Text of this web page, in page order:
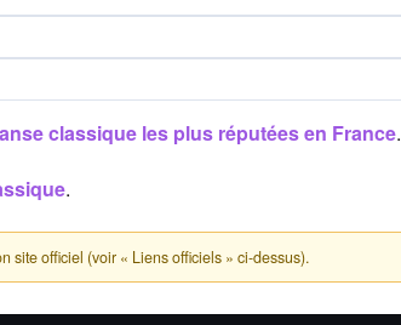
classique les plus réputées en France.
.
site officiel (voir « Liens officiels » ci-dessus).